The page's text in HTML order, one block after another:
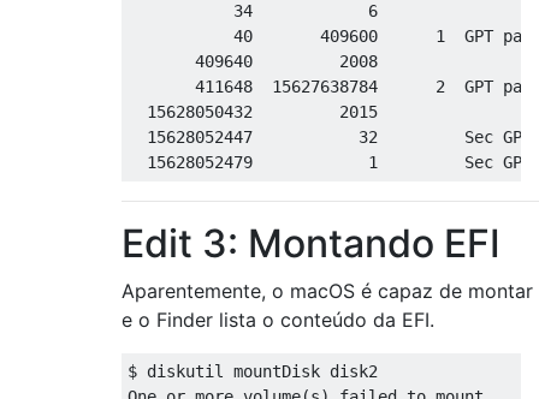
           34            6
40       409600      1  GPT
       409640         2008
411648  15627638784      2  GPT
  15628050432         2015
15628052447           32         Sec GPT
Edit 3: Montando EFI
Aparentemente, o macOS é capaz de montar
e o Finder lista o conteúdo da EFI.
$ diskutil mountDisk disk2